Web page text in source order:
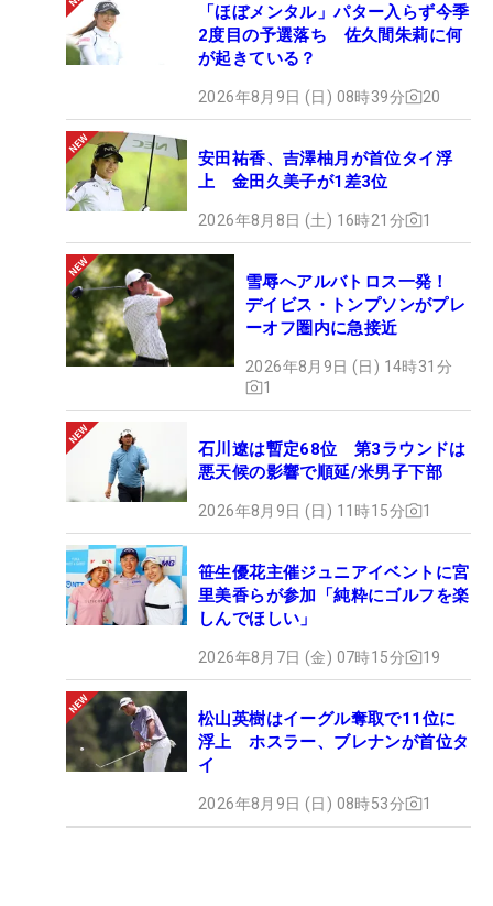
「ほぼメンタル」パター入らず今季
2度目の予選落ち 佐久間朱莉に何
が起きている？
2026年8月9日 (日) 08時39分 20
安田祐香、吉澤柚月が首位タイ浮
上 金田久美子が1差3位
2026年8月8日 (土) 16時21分 1
雪辱へアルバトロス一発！
デイビス・トンプソンがプレ
ーオフ圏内に急接近
2026年8月9日 (日) 14時31分
1
石川遼は暫定68位 第3ラウンドは
悪天候の影響で順延/米男子下部
2026年8月9日 (日) 11時15分 1
笹生優花主催ジュニアイベントに宮
里美香らが参加「純粋にゴルフを楽
しんでほしい」
2026年8月7日 (金) 07時15分 19
松山英樹はイーグル奪取で11位に
浮上 ホスラー、ブレナンが首位タ
イ
2026年8月9日 (日) 08時53分 1